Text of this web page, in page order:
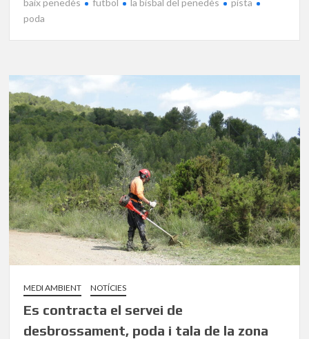
baix penedès futbol la bisbal del penedès
pista
poda
MEDI AMBIENT NOTÍCIES
Es contracta el servei de
desbrossament, poda i tala de la zona